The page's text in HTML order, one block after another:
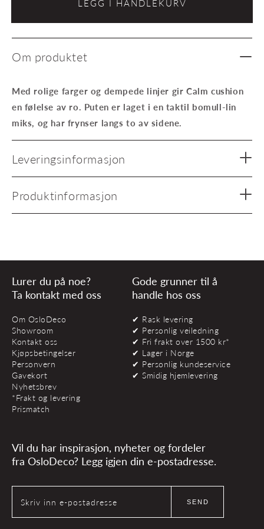
Cushion
avlang
svart
avlang
svart
LEGG I HANDLEKURV
Om produktet
Med rolige farger og dempede linjer gir Calm cushion
en følelse av ro. Puten er laget i en taktil bomull-lin
miks, og har frynser langs to av sidene.
Leveringsinformasjon
Produktinformasjon
Lurer du på noe?
Ta kontakt med oss
Om OsloDeco
Showroom
Kontakt oss
Kjøpsbetingelser
Personvern
Gavekort
Nyhetsbrev
*Frakt og levering
Prismatch
Gode grunner til å
handle hos oss
✔ Rask levering
✔ Personlig veiledning
✔ Fri frakt over 1500 kr*
✔ Lager i Norge
✔ Personlig kundeservice
✔ Smidig hjemlevering
Vil du har inspirasjon, nyheter og fordeler
fra OsloDeco? Legg igjen din e-postadresse.
Skriv inn e-postadresse SEND